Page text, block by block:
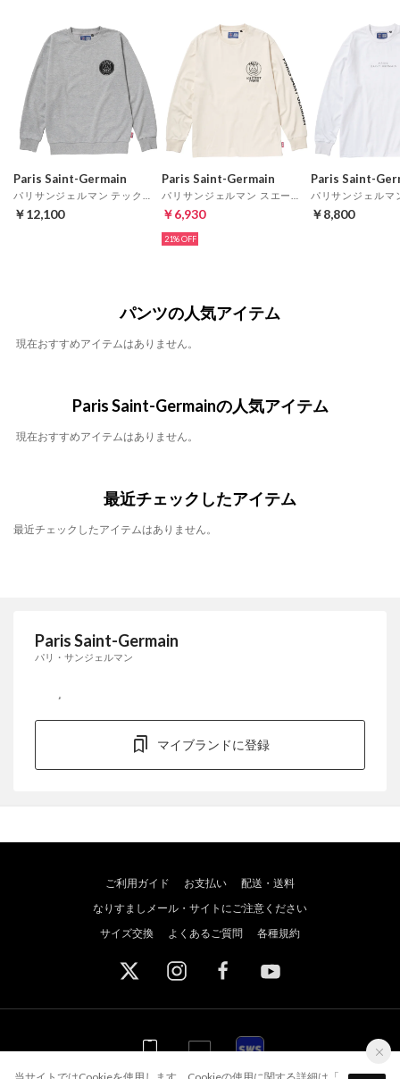
スポーツウェブショッパーズ
Paris Saint-Germain
￥12,100
Paris Saint-Germain
￥6,930
21%
Paris Saint-
￥8,800
パンツの人気アイテム
現在おすすめアイテムはありません。
Paris Saint-Germainの人気アイテム
現在おすすめアイテムはありません。
最近チェックしたアイテム
最近チェックしたアイテムはありません。
Paris Saint-Germain
パリ・サンジェルマン
マイブランドに登録
ご利用ガイド お支払い
配送・送料
なりすましメール・サイトにご注意ください
サイズ交換
よくあるご質問 各種規約
WEB WEB アプリ